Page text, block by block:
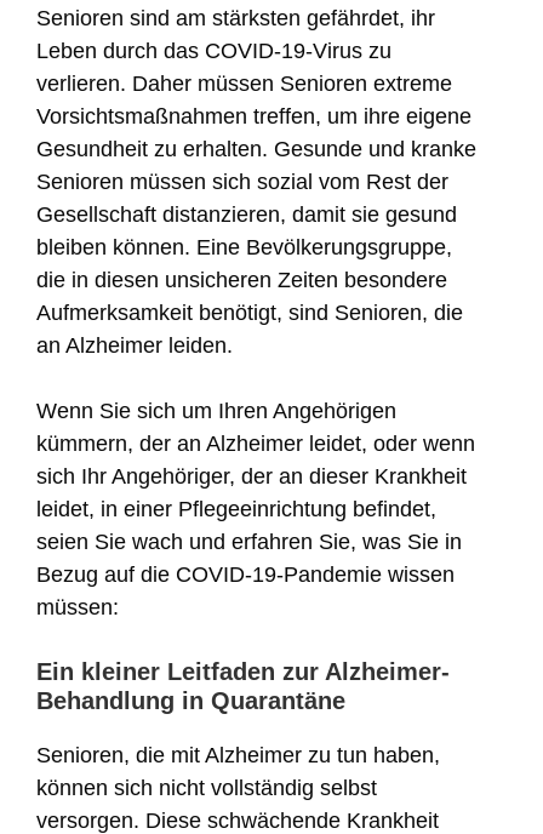
Senioren sind am stärksten gefährdet, ihr
Leben durch das COVID-19-Virus zu
verlieren. Daher müssen Senioren extreme
Vorsichtsmaßnahmen treffen, um ihre eigene
Gesundheit zu erhalten. Gesunde und kranke
Senioren müssen sich sozial vom Rest der
Gesellschaft distanzieren, damit sie gesund
bleiben können. Eine Bevölkerungsgruppe,
die in diesen unsicheren Zeiten besondere
Aufmerksamkeit benötigt, sind Senioren, die
an Alzheimer leiden.
Wenn Sie sich um Ihren Angehörigen
kümmern, der an Alzheimer leidet, oder wenn
sich Ihr Angehöriger, der an dieser Krankheit
leidet, in einer Pflegeeinrichtung befindet,
seien Sie wach und erfahren Sie, was Sie in
Bezug auf die COVID-19-Pandemie wissen
müssen:
Ein kleiner Leitfaden zur Alzheimer-
Behandlung in Quarantäne
Senioren, die mit Alzheimer zu tun haben,
können sich nicht vollständig selbst
versorgen. Diese schwächende Krankheit